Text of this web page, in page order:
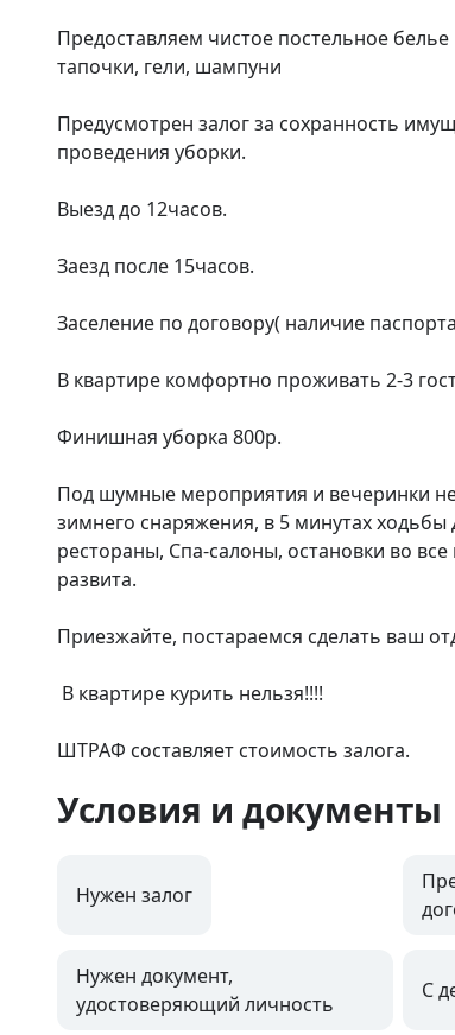
Предоставляем чистое постельное
тапочки, гели, шампуни
Предусмотрен залог за сохранность
проведения уборки.
Выезд до 12часов.
Заезд после 15часов.
Заселение по договору( наличие
В квартире комфортно проживать 2-3
Финишная уборка 800р.
Под шумные мероприятия и вечеринки
зимнего снаряжения, в 5 минутах
рестораны, Спа-салоны, остановки во
развита.
Приезжайте, постараемся сделать ваш
ШТРАФ составляет стоимость залога.
Условия и документы
Нужен залог
Нужен документ,
удостоверяющий личность
С